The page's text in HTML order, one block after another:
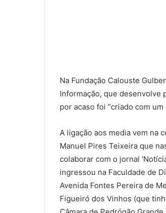
Na Fundação Calouste
Informação, que desenvolve
por acaso foi “criado com um
A ligação aos media vem na
Manuel Pires Teixeira que
colaborar com o jornal
ingressou na Faculdade de
Avenida Fontes Pereira de
Figueiró dos Vinhos (que